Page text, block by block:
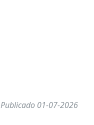
Publicado 01-07-2026